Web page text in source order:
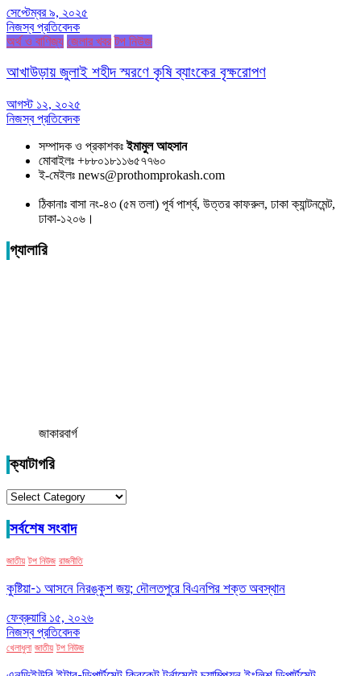
সেপ্টেম্বর ৯, ২০২৫
নিজস্ব প্রতিবেদক
অর্থ ও বাণিজ্য জেলার খবর টপ নিউজ
আখাউড়ায় জুলাই শহীদ স্মরণে কৃষি ব্যাংকের বৃক্ষরোপণ
আগস্ট ১২, ২০২৫
নিজস্ব প্রতিবেদক
সম্পাদক ও প্রকাশকঃইমামুল আহসান
মোবাইলঃ +৮৮০১৮১১৬৫৭৭৬০
ই-মেইলঃ news@prothomprokash.com
ঠিকানাঃ বাসা নং-৪৩ (৫ম তলা) পূর্ব পার্শ্ব, উত্তর কাফরুল, ঢাকা ক্যান্টনমেন্ট,
ঢাকা-১২০৬।
গ্যালারি
জাকারবার্গ
ক্যাটাগরি
ক্যাটাগরি
সর্বশেষ সংবাদ
জাতীয় টপ নিউজ রাজনীতি
কুষ্টিয়া-১ আসনে নিরঙ্কুশ জয়; দৌলতপুরে বিএনপির শক্ত অবস্থান
ফেব্রুয়ারি ১৫, ২০২৬
নিজস্ব প্রতিবেদক
খেলাধুলা জাতীয় টপ নিউজ